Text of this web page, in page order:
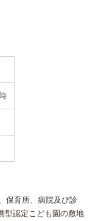
保育所、病院及び診
型認定こども園の敷地